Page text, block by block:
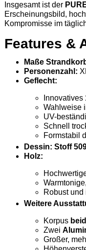
Insgesamt ist der
Erscheinungsbild,
Kompromisse im
Features &
Maße
Personenzahl:
Geflecht:
Innovatives
Wahlweise
UV-
Schnell
Formstabil
Dessin: Stoff
Holz:
Robust
Weitere
Korpus
Zwei
Großer,